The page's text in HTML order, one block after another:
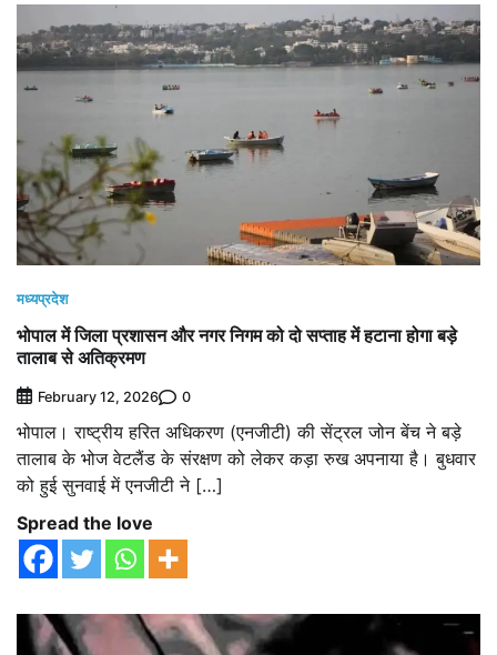
मध्यप्रदेश
भोपाल में जिला प्रशासन और नगर निगम को दो सप्ताह में हटाना होगा बड़े
तालाब से अतिक्रमण
February 12, 2026 0
भोपाल। राष्ट्रीय हरित अधिकरण (एनजीटी) की सेंट्रल जोन बेंच ने बड़े
तालाब के भोज वेटलैंड के संरक्षण को लेकर कड़ा रुख अपनाया है। बुधवार
को हुई सुनवाई में एनजीटी ने […]
Spread the love